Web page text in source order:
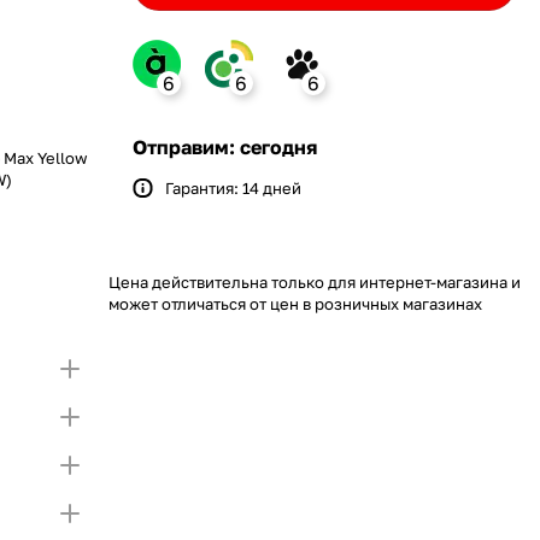
Yellow
6 6
части платежа и Первого
6
сумму нужно внести Первым взносом
Отправим: сегодня
Гарантия: 14 дней
Цена действительна только для интернет-магазина и
может отличаться от цен в розничных магазинах